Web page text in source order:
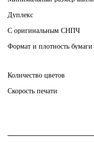
Дуплекс
С оригинальным СНПЧ
Формат и плотность бумаги
Количество цветов
Скорость печати